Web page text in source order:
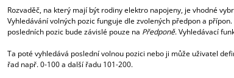
Rozvaděč, na který mají být rodiny elektro napojeny, je vhodné
Vyhledávání volných pozic funguje dle zvolených předpon a
posledních pozic bude závislé pouze na Předponě. Vyhledávací
Ta poté vyhledává poslední volnou pozici nebo ji může uživatel
řad např. 0-100 a další řadu 101-200.